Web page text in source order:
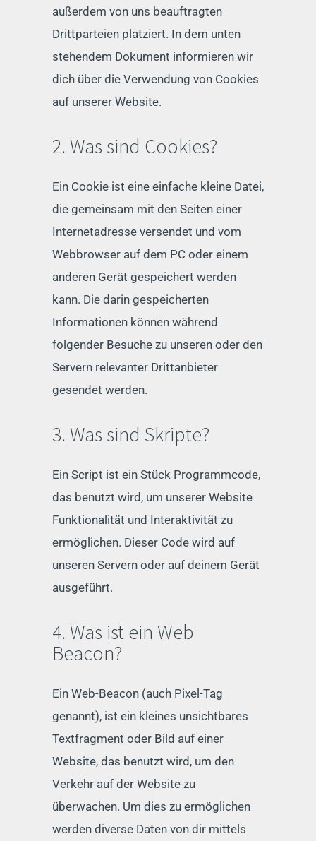
außerdem von uns beauftragten
Drittparteien platziert. In dem unten
stehendem Dokument informieren wir
dich über die Verwendung von Cookies
auf unserer Website.
2. Was sind Cookies?
Ein Cookie ist eine einfache kleine Datei,
die gemeinsam mit den Seiten einer
Internetadresse versendet und vom
Webbrowser auf dem PC oder einem
anderen Gerät gespeichert werden
kann. Die darin gespeicherten
Informationen können während
folgender Besuche zu unseren oder den
Servern relevanter Drittanbieter
gesendet werden.
3. Was sind Skripte?
Ein Script ist ein Stück Programmcode,
das benutzt wird, um unserer Website
Funktionalität und Interaktivität zu
ermöglichen. Dieser Code wird auf
unseren Servern oder auf deinem Gerät
ausgeführt.
4. Was ist ein Web
Beacon?
Ein Web-Beacon (auch Pixel-Tag
genannt), ist ein kleines unsichtbares
Textfragment oder Bild auf einer
Website, das benutzt wird, um den
Verkehr auf der Website zu
überwachen. Um dies zu ermöglichen
werden diverse Daten von dir mittels